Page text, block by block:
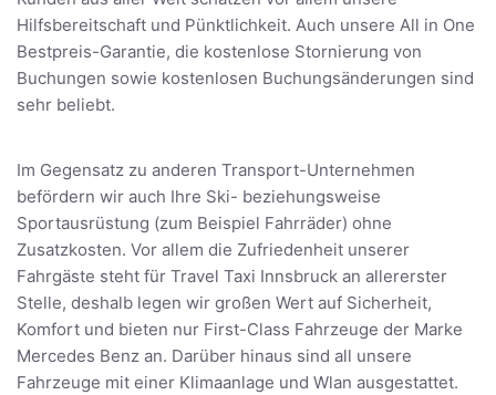
Hilfsbereitschaft und Pünktlichkeit. Auch unsere All in One
Bestpreis-Garantie, die kostenlose Stornierung von
Buchungen sowie kostenlosen Buchungsänderungen sind
sehr beliebt.
Im Gegensatz zu anderen Transport-Unternehmen
befördern wir auch Ihre Ski- beziehungsweise
Sportausrüstung (zum Beispiel Fahrräder) ohne
Zusatzkosten. Vor allem die Zufriedenheit unserer
Fahrgäste steht für Travel Taxi Innsbruck an allererster
Stelle, deshalb legen wir großen Wert auf Sicherheit,
Komfort und bieten nur First-Class Fahrzeuge der Marke
Mercedes Benz an. Darüber hinaus sind all unsere
Fahrzeuge mit einer Klimaanlage und Wlan ausgestattet.